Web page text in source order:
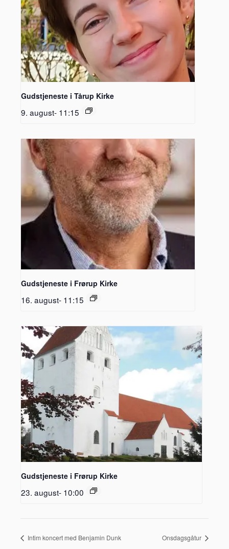
Gudstjeneste i Tårup Kirke
9. august- 11:15
Gudstjeneste i Frørup Kirke
16. august- 11:15
Gudstjeneste i Frørup Kirke
23. august- 10:00
Intim koncert med Benjamin Dunk Onsdagsgåtur